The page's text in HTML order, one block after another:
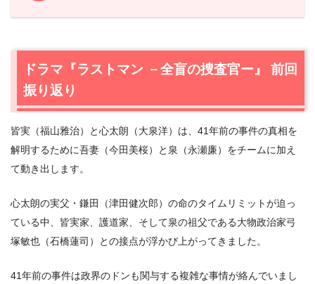
1.ドラマ『ラストマン －全盲の捜査官ー』 前回振り返り
ー』第10話あらすじと感想
2.1上層部からの圧力
2.2 予約台帳
2.4 鎌田の病室
2.5三人の関係
2.6事件の動機
2.8親と子
3.
ドラマ『ラストマン －全盲の捜査官ー』 第10話 感想＆
ドラマ『ラストマン －全盲の捜査官ー』 前回
振り返り
皆実（福山雅治）と心太朗（大泉洋）は、41年前の事件の真相を
解明するために吾妻（今田美桜）と泉（永瀬廉）をチームに加え
て動き出します。
心太朗の実父・鎌田（津田健次郎）の命のタイムリミットが迫っ
ている中、皆実家、護道家、そして泉の祖父である大物政治家弓
塚敏也（石橋蓮司）との接点が浮かび上がってきました。
41年前の事件は政界のドンも関与する複雑な事情が絡んでいまし